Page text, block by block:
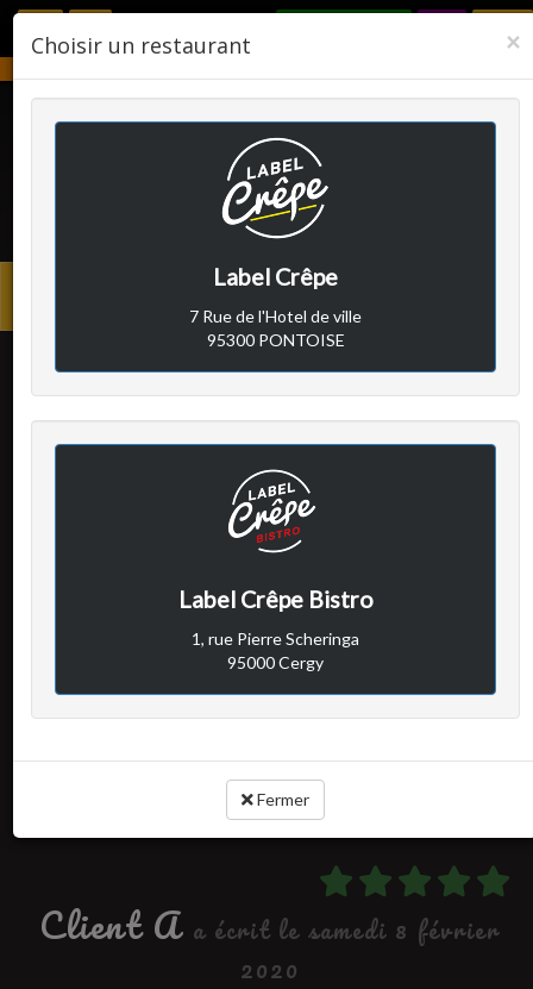
LABEL CRÊPE
Client A
a écrit le mardi 11 février
2020
-
Rapport qualité / prix :
-
Service :
Client A a écrit le samedi 8 février
2020
×
Choisir un restaurant
Label Crêpe
7 Rue de l'Hotel de ville
95300 PONTOISE
Label Crêpe Bistro
1, rue Pierre Scheringa
95000 Cergy
Fermer